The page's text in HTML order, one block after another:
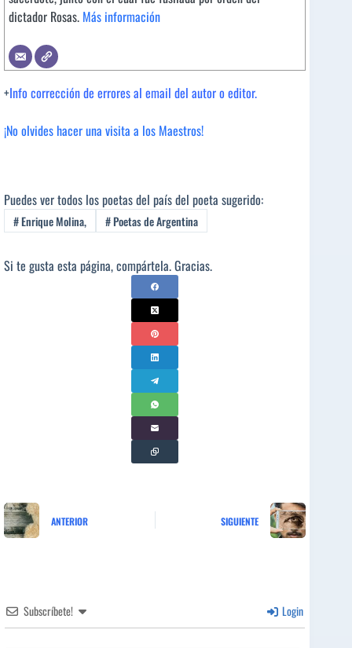
dictador Rosas. Más información
+Info corrección de errores al email del autor o editor.
¡No olvides hacer una visita a los Maestros!
Puedes ver todos los poetas del país del poeta sugerido:
#Enrique Molina, #Poetas de Argentina
Si te gusta esta página, compártela. Gracias.
ANTERIOR SIGUIENTE
Subscríbete! Login